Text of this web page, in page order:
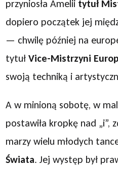
przyniosła Amelii tytuł
dopiero początek jej
— chwilę później na
tytułVice-Mistrzyni
swoją techniką i
A w minioną sobotę, w
postawiła kropkę nad „i”,
marzy wielu młodych
Świata. Jej występ był